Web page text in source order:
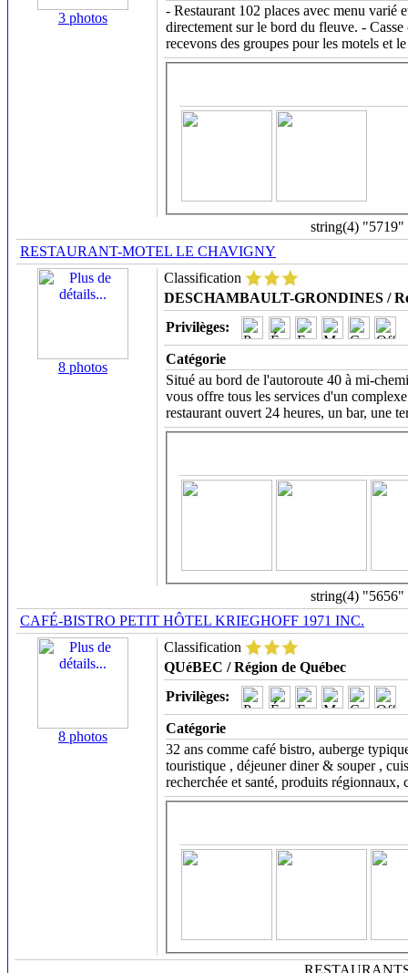
3 photos
- Restaurant 102 places avec menu varié
directement sur le bord du fleuve. -
recevons des groupes pour les motels et
string(4) "5719"
RESTAURANT-MOTEL LE CHAVIGNY
8 photos
Classification
DESCHAMBAULT-GRONDINES /
Privilèges:
Catégorie
Situé au bord de l'autoroute 40 à mi-
vous offre tous les services d'un
restaurant ouvert 24 heures, un bar, une
string(4) "5656"
CAFÉ-BISTRO PETIT HÔTEL KRIEGHOFF 1971 INC.
8 photos
Classification
QUéBEC / Région de Québec
Privilèges:
Catégorie
32 ans comme café bistro, auberge
touristique , déjeuner diner & souper ,
recherchée et santé, produits